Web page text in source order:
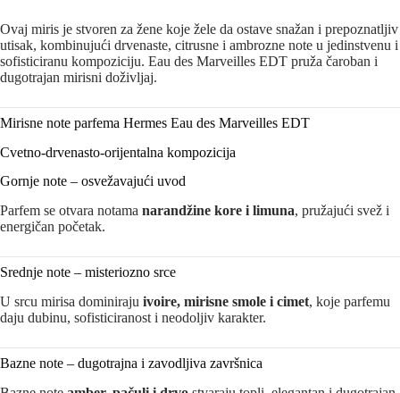
Ovaj miris je stvoren za žene koje žele da ostave snažan i prepoznatljiv
utisak, kombinujući drvenaste, citrusne i ambrozne note u jedinstvenu i
sofisticiranu kompoziciju. Eau des Marveilles EDT pruža čaroban i
dugotrajan mirisni doživljaj.
Mirisne note parfema Hermes Eau des Marveilles EDT
Cvetno-drvenasto-orijentalna kompozicija
Gornje note – osvežavajući uvod
Parfem se otvara notama narandžine kore i limuna, pružajući svež i
energičan početak.
Srednje note – misteriozno srce
U srcu mirisa dominiraju ivoire, mirisne smole i cimet, koje parfemu
daju dubinu, sofisticiranost i neodoljiv karakter.
Bazne note – dugotrajna i zavodljiva završnica